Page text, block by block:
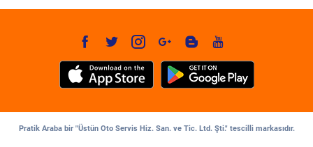
Pratik Araba bir "Üstün Oto Servis Hiz. San. ve Tic. Ltd. Şti." tescilli markasıdır.